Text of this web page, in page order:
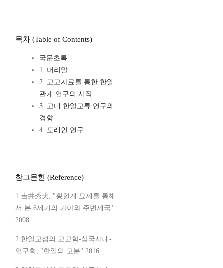
목차 (Table of Contents)
국문초록
1. 머리말
2. 고고자료를 통한 한일
관계 연구의 시작
3. 고대 한일교류 연구의
경향
4. 도래인 연구
참고문헌 (Reference)
1 吉井秀夫, "횡혈계 묘제를 통해
서 본 6세기의 가야와 주변제국"
2008
2 한일교섭의 고고학-삼국시대-
연구회, "한일의 고분" 2016